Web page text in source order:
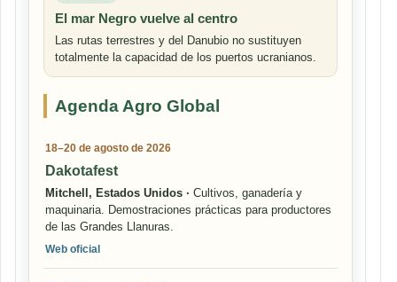
El mar Negro vuelve al centro
Las rutas terrestres y del Danubio no sustituyen
totalmente la capacidad de los puertos ucranianos.
Agenda Agro Global
18–20 de agosto de 2026
Dakotafest
Mitchell, Estados Unidos · Cultivos, ganadería y
maquinaria. Demostraciones prácticas para productores
de las Grandes Llanuras.
Web oficial